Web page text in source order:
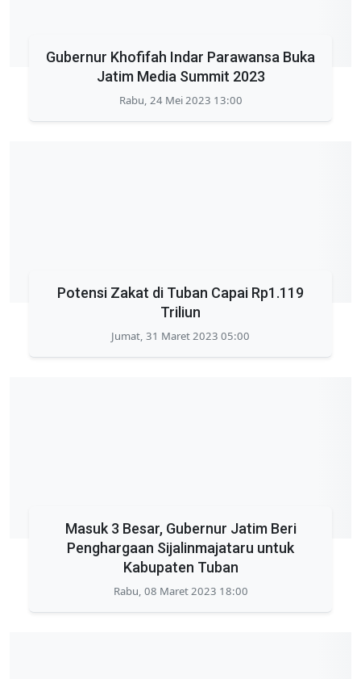
Gubernur Khofifah Indar Parawansa Buka
Jatim Media Summit 2023
Rabu, 24 Mei 2023 13:00
Potensi Zakat di Tuban Capai Rp1.119
Triliun
Jumat, 31 Maret 2023 05:00
Masuk 3 Besar, Gubernur Jatim Beri
Penghargaan Sijalinmajataru untuk
Kabupaten Tuban
Rabu, 08 Maret 2023 18:00